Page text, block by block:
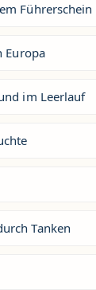
Europa
im Leerlauf
Tanken